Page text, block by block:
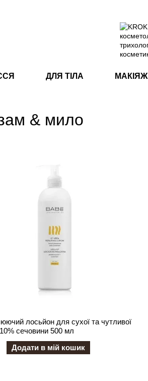
ДЛЯ ТІЛА МАКІЯЖ
& мило
лосьйон для сухої та чутливої
сечовини 500 мл
Додати в мій кошик